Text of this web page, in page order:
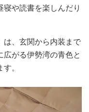
や読書を楽しんだり
は、玄関から内装まで
広がる伊勢湾の青色と
。